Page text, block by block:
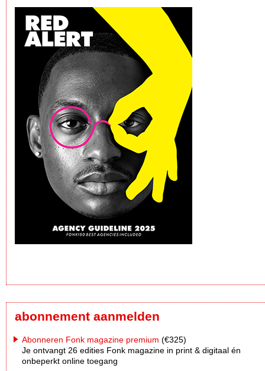
abonnement aanmelden
Abonneren Fonk magazine premium (€325)
Je ontvangt 26 edities Fonk magazine in print & digitaal én
onbeperkt online toegang